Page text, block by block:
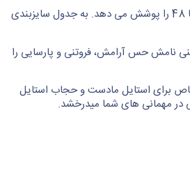
این پیراهن از سایز 38 تا 48 را پوشش می دهد. به جدول سایزبندی
نامش حس آرامش، فروتنی و پارسایی را
برای استایل مادست و حجاب استایل
مهمانی های شما میدرخشد.